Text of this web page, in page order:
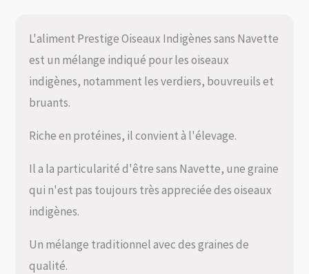
L'aliment Prestige Oiseaux Indigènes sans Navette
est un mélange indiqué pour les oiseaux
indigènes, notamment les verdiers, bouvreuils et
bruants.
Riche en protéines, il convient à l'élevage.
Il a la particularité d'être sans Navette, une graine
qui n'est pas toujours très appreciée des oiseaux
indigènes.
Un mélange traditionnel avec des graines de
qualité.